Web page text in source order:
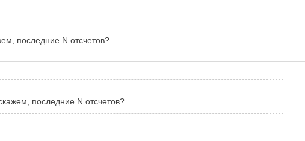
последние N отсчетов?
последние N отсчетов?